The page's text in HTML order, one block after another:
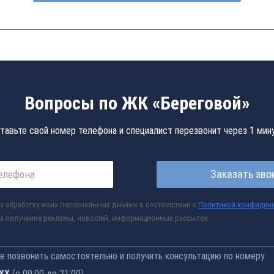
Вопросы по ЖК «Береговой»
свой номер телефона и специалист перезвонит через 1
Заказать
обработку моих персональных данных в соответствии с Политикой
получение рекламы, новостей, информационных рассылок
самостоятельно и получить консультацию по номеру